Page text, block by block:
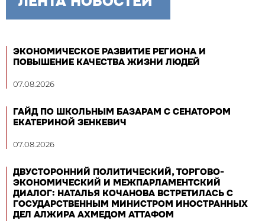
ЭКОНОМИЧЕСКОЕ РАЗВИТИЕ РЕГИОНА И
ПОВЫШЕНИЕ КАЧЕСТВА ЖИЗНИ ЛЮДЕЙ
07.08.2026
ГАЙД ПО ШКОЛЬНЫМ БАЗАРАМ С СЕНАТОРОМ
ЕКАТЕРИНОЙ ЗЕНКЕВИЧ
07.08.2026
ДВУСТОРОННИЙ ПОЛИТИЧЕСКИЙ, ТОРГОВО-
ЭКОНОМИЧЕСКИЙ И МЕЖПАРЛАМЕНТСКИЙ
ДИАЛОГ: НАТАЛЬЯ КОЧАНОВА ВСТРЕТИЛАСЬ С
ГОСУДАРСТВЕННЫМ МИНИСТРОМ ИНОСТРАННЫХ
ДЕЛ АЛЖИРА АХМЕДОМ АТТАФОМ